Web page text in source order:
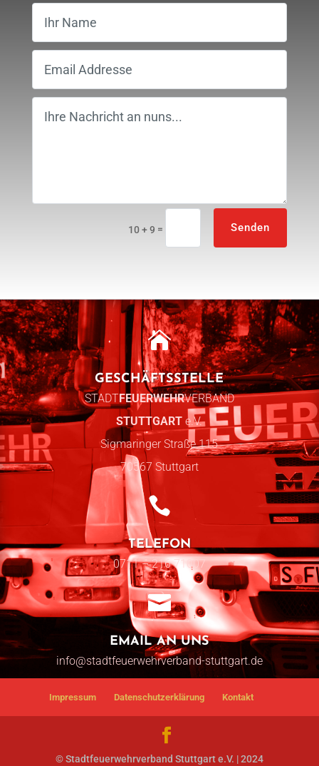
10 + 9 = Senden

GESCHÄFTSSTELLE
STADTFEUERWEHRVERBAND
STUTTGART e.V.
Sigmaringer Straße 115
70567 Stuttgart

TELEFON
0711 – 216 71007

EMAIL AN UNS
info@stadtfeuerwehrverband-stuttgart.de
Impressum Datenschutzerklärung Kontakt
© Stadtfeuerwehrverband Stuttgart e.V. | 2024